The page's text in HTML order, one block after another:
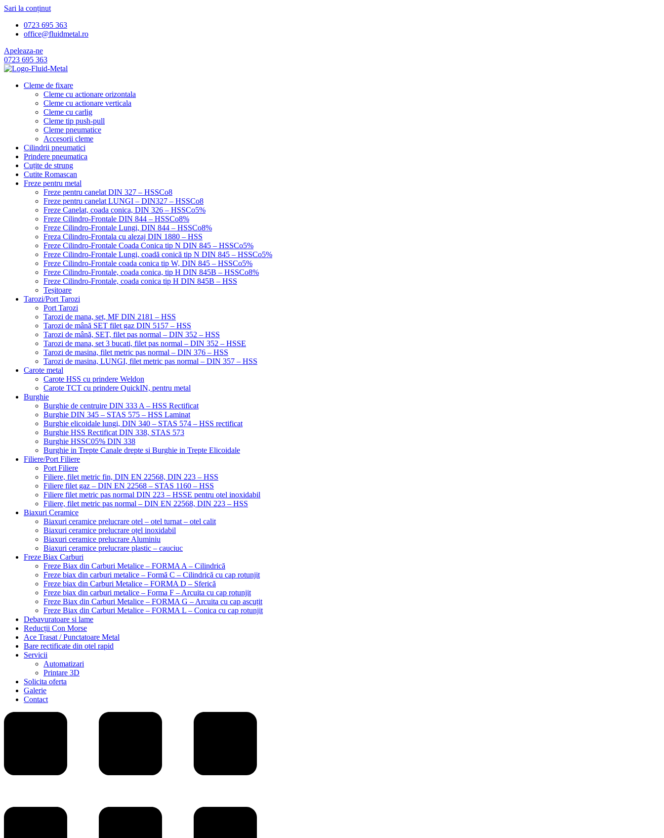
Sari la conținut
0723 695 363
office@fluidmetal.ro
Apeleaza-ne
0723 695 363
Cleme de fixare
Cleme cu actionare orizontala
Cleme cu actionare verticala
Cleme cu carlig
Cleme tip push-pull
Cleme pneumatice
Accesorii cleme
Cilindrii pneumatici
Prindere pneumatica
Cuțite de strung
Cutite Romascan
Freze pentru metal
Freze pentru canelat DIN 327 – HSSCo8
Freze pentru canelat LUNGI – DIN327 – HSSCo8
Freze Canelat, coada conica, DIN 326 – HSSCo5%
Freze Cilindro-Frontale DIN 844 – HSSCo8%
Freze Cilindro-Frontale Lungi, DIN 844 – HSSCo8%
Freza Cilindro-Frontala cu alezaj DIN 1880 – HSS
Freze Cilindro-Frontale Coada Conica tip N DIN 845 – HSSCo5%
Freze Cilindro-Frontale Lungi, coadă conică tip N DIN 845 – HSSCo5%
Freze Cilindro-Frontale coada conica tip W, DIN 845 – HSSCo5%
Freze Cilindro-Frontale, coada conica, tip H DIN 845B – HSSCo8%
Freze Cilindro-Frontale, coada conica tip H DIN 845B – HSS
Teșitoare
Tarozi/Port Tarozi
Port Tarozi
Tarozi de mana, set, MF DIN 2181 – HSS
Tarozi de mână SET filet gaz DIN 5157 – HSS
Tarozi de mână, SET, filet pas normal – DIN 352 – HSS
Tarozi de mana, set 3 bucati, filet pas normal – DIN 352 – HSSE
Tarozi de masina, filet metric pas normal – DIN 376 – HSS
Tarozi de masina, LUNGI, filet metric pas normal – DIN 357 – HSS
Carote metal
Carote HSS cu prindere Weldon
Carote TCT cu prindere QuickIN, pentru metal
Burghie
Burghie de centruire DIN 333 A – HSS Rectificat
Burghie DIN 345 – STAS 575 – HSS Laminat
Burghie elicoidale lungi, DIN 340 – STAS 574 – HSS rectificat
Burghie HSS Rectificat DIN 338, STAS 573
Burghie HSSC05% DIN 338
Burghie in Trepte Canale drepte si Burghie in Trepte Elicoidale
Filiere/Port Filiere
Port Filiere
Filiere, filet metric fin, DIN EN 22568, DIN 223 – HSS
Filiere filet gaz – DIN EN 22568 – STAS 1160 – HSS
Filiere filet metric pas normal DIN 223 – HSSE pentru otel inoxidabil
Filiere, filet metric pas normal – DIN EN 22568, DIN 223 – HSS
Biaxuri Ceramice
Biaxuri ceramice prelucrare otel – otel turnat – otel calit
Biaxuri ceramice prelucrare oțel inoxidabil
Biaxuri ceramice prelucrare Aluminiu
Biaxuri ceramice prelucrare plastic – cauciuc
Freze Biax Carburi
Freze Biax din Carburi Metalice – FORMA A – Cilindrică
Freze biax din carburi metalice – Formă C – Cilindrică cu cap rotunjit
Freze biax din Carburi Metalice – FORMA D – Sferică
Freze biax din carburi metalice – Forma F – Arcuita cu cap rotunjit
Freze Biax din Carburi Metalice – FORMA G – Arcuita cu cap ascuțit
Freze Biax din Carburi Metalice – FORMA L – Conica cu cap rotunjit
Debavuratoare si lame
Reducții Con Morse
Ace Trasat / Punctatoare Metal
Bare rectificate din otel rapid
Servicii
Automatizari
Printare 3D
Solicita oferta
Galerie
Contact